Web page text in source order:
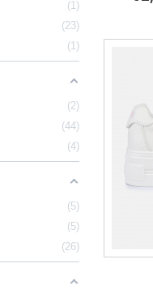
1
23
1
2
44
4
5
5
26